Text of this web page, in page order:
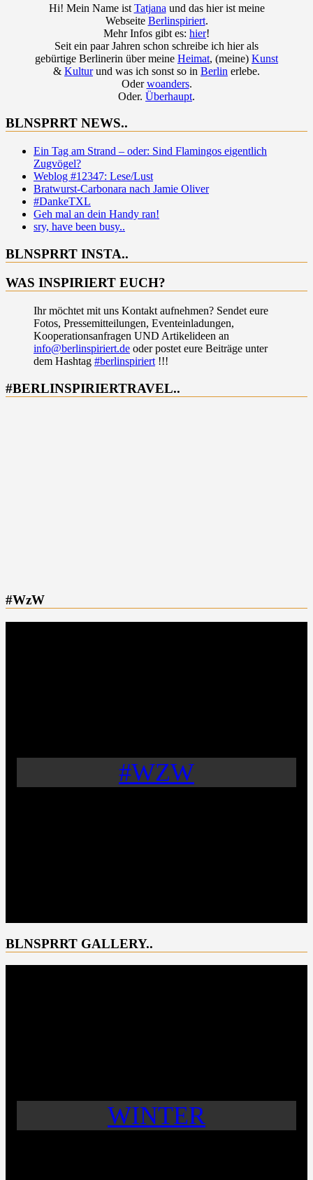
Hi! Mein Name ist Tatjana und das hier ist meine
Webseite Berlinspiriert.
Mehr Infos gibt es: hier!
Seit ein paar Jahren schon schreibe ich hier als
gebürtige Berlinerin über meine Heimat, (meine) Kunst
& Kulturund was ich sonst so in Berlin erlebe.
Oderwoanders.
Oder. Überhaupt.
BLNSPRRT NEWS..
Ein Tag am Strand – oder: Sind Flamingos eigentlich
Zugvögel?
Weblog #12347: Lese/Lust
Bratwurst-Carbonara nach Jamie Oliver
#DankeTXL
Geh mal an dein Handy ran!
sry, have been busy..
BLNSPRRT INSTA..
WAS INSPIRIERT EUCH?
Ihr möchtet mit uns Kontakt aufnehmen? Sendet eure
Fotos, Pressemitteilungen, Eventeinladungen,
Kooperationsanfragen UND Artikelideen an
info@berlinspiriert.de oder postet eure Beiträge unter
dem Hashtag #berlinspiriert !!!
#BERLINSPIRIERTRAVEL..
#WzW
#WZW
BLNSPRRT GALLERY..
WINTER